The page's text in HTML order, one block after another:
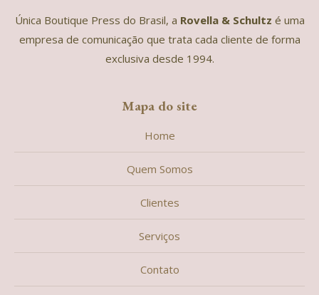
Única Boutique Press do Brasil, a Rovella & Schultz é uma
empresa de comunicação que trata cada cliente de forma
exclusiva desde 1994.
Mapa do site
Home
Quem Somos
Clientes
Serviços
Contato